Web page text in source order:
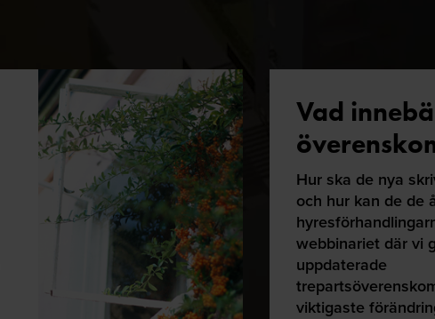
Vad
Hur ska de nya
och hur kan de de
webbinariet där vi
uppdaterade
viktigaste